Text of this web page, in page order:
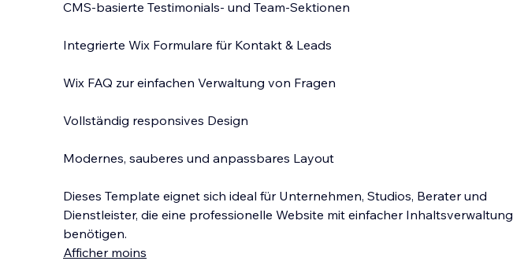
CMS-basierte Testimonials- und Team-Sektionen
Integrierte Wix Formulare für Kontakt & Leads
Wix FAQ zur einfachen Verwaltung von Fragen
Vollständig responsives Design
Modernes, sauberes und anpassbares Layout
Dieses Template eignet sich ideal für Unternehmen, Studios, Berater und
Dienstleister, die eine professionelle Website mit einfacher Inhaltsverwaltung
benötigen.
Afficher moins